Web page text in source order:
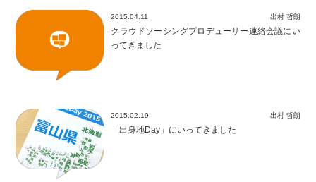
2015.04.11
クラウドソーシングプロデューサー連絡会議にい
ってきました
出村 哲朗
2015.02.19
「出身地Day」にいってきました
出村 哲朗